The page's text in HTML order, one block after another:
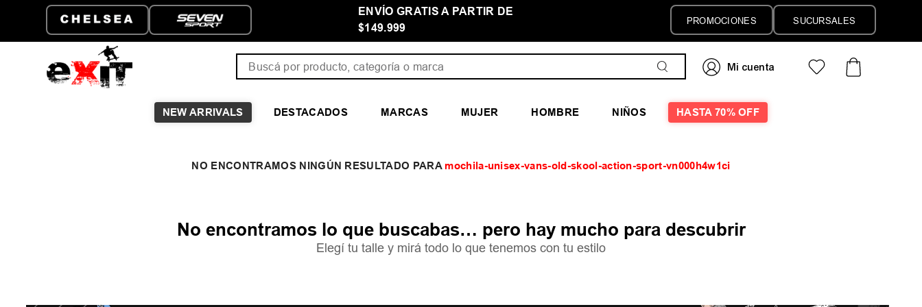
ENVÍO GRATIS A PARTIR DE
$149.999
PROMOCIONES SUCURSALES
NEW ARRIVALS DESTACADOS MARCAS MUJER HOMBRE NIÑOS HASTA 70% OFF
mochila-unisex-vans-old-skool-action-sport-vn000h4w1ci
No encontramos lo que buscabas… pero hay mucho para descubrir
Elegí tu talle y mirá todo lo que tenemos con tu estilo